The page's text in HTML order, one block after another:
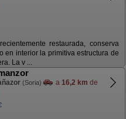
restaurada, conserva
en interior la primitiva estructura de
La v ...
(Soria) a 16,2 km de